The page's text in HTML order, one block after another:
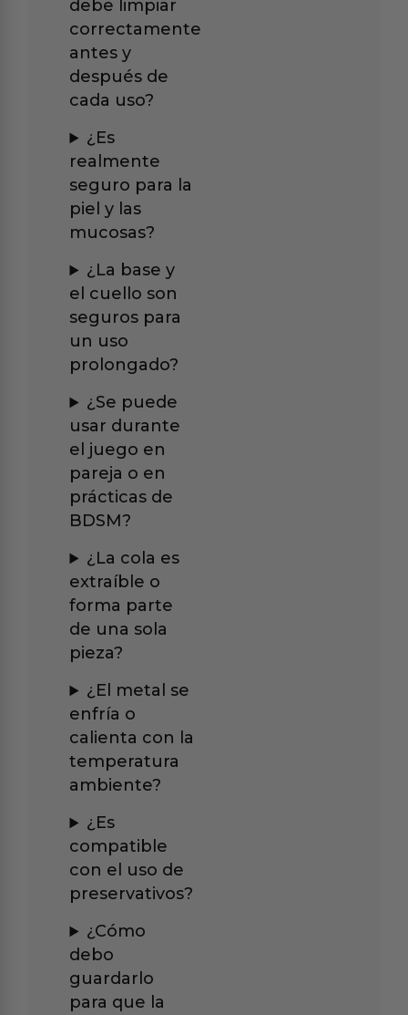
debe limpiar
correctamente
antes y
después de
cada uso?
¿Es
realmente
seguro para la
piel y las
mucosas?
¿La base y
el cuello son
seguros para
un uso
prolongado?
¿Se puede
usar durante
el juego en
pareja o en
prácticas de
BDSM?
¿La cola es
extraíble o
forma parte
de una sola
pieza?
¿El metal se
enfría o
calienta con la
temperatura
ambiente?
¿Es
compatible
con el uso de
preservativos?
¿Cómo
debo
guardarlo
para que la